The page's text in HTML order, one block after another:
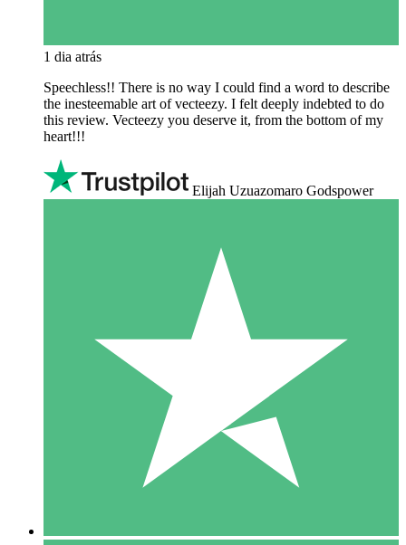
1 dia atrás
Speechless!! There is no way I could find a word to describe
the inesteemable art of vecteezy. I felt deeply indebted to do
this review. Vecteezy you deserve it, from the bottom of my
heart!!!
Elijah Uzuazomaro Godspower